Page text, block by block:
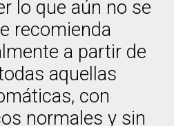
lo que aún no se
recomienda
a partir de
aquellas
con
normales y sin